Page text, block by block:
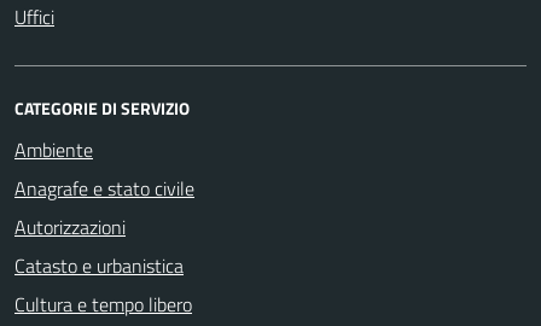
Uffici
CATEGORIE DI SERVIZIO
Ambiente
Anagrafe e stato civile
Autorizzazioni
Catasto e urbanistica
Cultura e tempo libero